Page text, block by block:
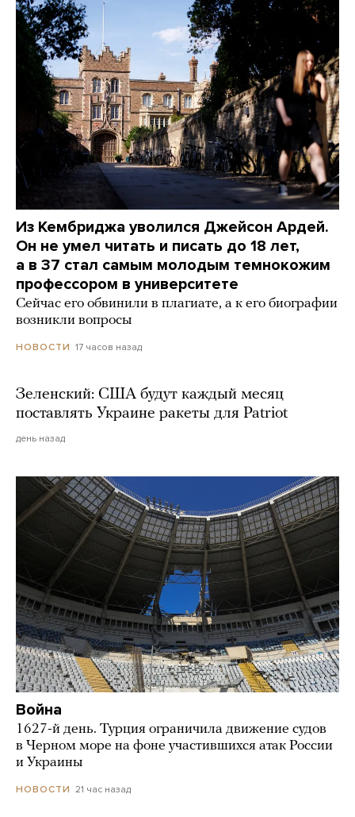
Из Кембриджа уволился Джейсон Ардей.
Он не умел читать и писать до 18 лет,
а в 37 стал самым молодым темнокожим
профессором в университете
Сейчас его обвинили в плагиате, а к его биографии
возникли вопросы
НОВОСТИ 17 часов назад
Зеленский: США будут каждый месяц
поставлять Украине ракеты для Patriot
день назад
Война
1627-й день. Турция ограничила движение судов
в Черном море на фоне участившихся атак России
и Украины
НОВОСТИ 21 час назад